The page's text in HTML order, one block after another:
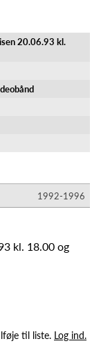
20.06.93 kl.
1992-​1996
kl. 18.00 og
til liste. Log ind.